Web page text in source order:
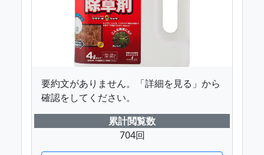
要約文がありません。「詳細を見る」から
確認をしてください。
累計閲覧数
704回